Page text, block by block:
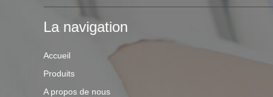
La navigation
Accueil
Produits
A propos de nous